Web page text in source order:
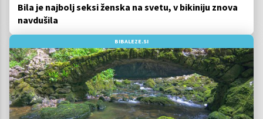
Bila je najbolj seksi ženska na svetu, v bikiniju znova
navdušila
BIBALEZE.SI